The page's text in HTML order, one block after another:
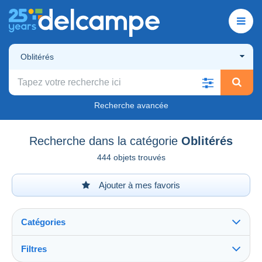
Oblitérés
Recherche avancée
Recherche dans la catégorie Oblitérés
444 objets trouvés
Ajouter à mes favoris
Catégories
Filtres